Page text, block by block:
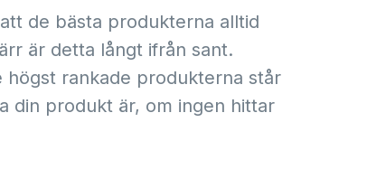
de bästa produkterna alltid
är detta långt ifrån sant.
rankade produkterna står
din produkt är, om ingen hittar